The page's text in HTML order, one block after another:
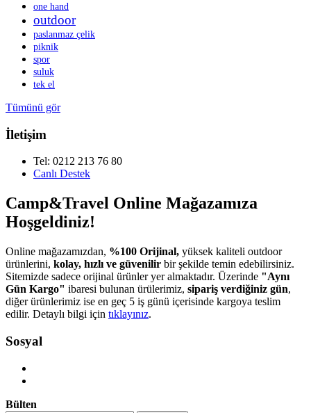
one hand
outdoor
paslanmaz çelik
piknik
spor
suluk
tek el
Tümünü gör
İletişim
Tel: 0212 213 76 80
Canlı Destek
Camp&Travel Online Mağazamıza
Hoşgeldiniz!
Online mağazamızdan, %100 Orijinal, yüksek kaliteli outdoor
ürünlerini, kolay, hızlı ve güvenilir bir şekilde temin edebilirsiniz.
Sitemizde sadece orijinal ürünler yer almaktadır. Üzerinde "Aynı
Gün Kargo" ibaresi bulunan ürülerimiz, sipariş verdiğiniz gün,
diğer ürünlerimiz ise en geç 5 iş günü içerisinde kargoya teslim
edilir. Detaylı bilgi için tıklayınız.
Sosyal
Bülten